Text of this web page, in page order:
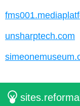
unsharptech.com